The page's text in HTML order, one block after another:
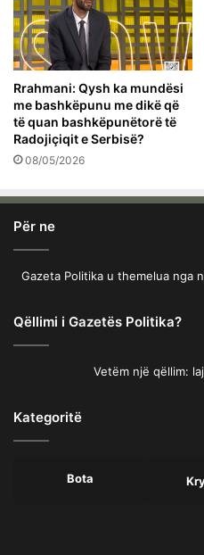
Rrahmani: Qysh ka mundësi
me bashkëpunu me dikë që
të quan bashkëpunëtorë të
Radojiçiqit e Serbisë?
08/05/2026
Për ne
Gazeta Politika u themelua nga
Qëllimi i Gazetës Politika?
Vetëm një qëllim:
Kategoritë
Bota